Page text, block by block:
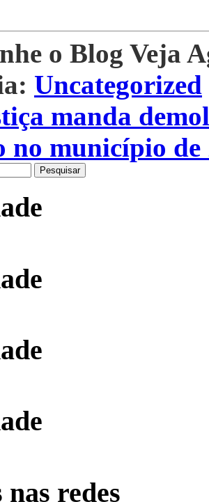
o Blog Veja
Uncategorized
manda
no município de
nas redes